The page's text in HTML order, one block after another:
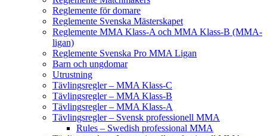
Reglemente för domare
Reglemente Svenska Mästerskapet
Reglemente MMA Klass-A och MMA Klass-B (MMA-
ligan)
Reglemente Svenska Pro MMA Ligan
Barn och ungdomar
Utrustning
Tävlingsregler – MMA Klass-C
Tävlingsregler – MMA Klass-B
Tävlingsregler – MMA Klass-A
Tävlingsregler – Svensk professionell MMA
Rules – Swedish professional MMA